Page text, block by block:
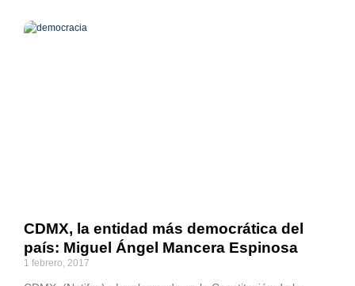
CDMX, la entidad más democrática del
país: Miguel Ángel Mancera Espinosa
1 febrero, 2017